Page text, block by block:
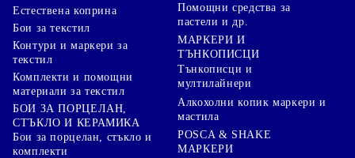
Естествена коприна
Бои за текстил
Контури и маркери за
текстил
Комплекти и помощни
материали за текстил
БОИ ЗА ПОРЦЕЛАН,
СТЪКЛО И КЕРАМИКА
Бои за порцелан, стъкло и
комплекти
Помощни средства за
пастели и др.
МАРКЕРИ И
ТЪНКОПИСЦИ
Тънкописци и
мултилайнери
Алкохолни копик маркери и
мастила
POSCA & SHAKE
МАРКЕРИ